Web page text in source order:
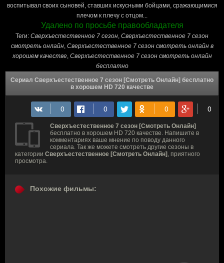
воспитывал своих сыновей, ставших искусными бойцами, сражающимися
плечом к плечу с отцом...
Удалено по просьбе правообладателя
Теги: Сверхъестественное 7 сезон, Сверхъестественное 7 сезон
смотреть онлайн, Сверхъестественное 7 сезон смотреть онлайн в
хорошем качестве, Сверхъестественное 7 сезон смотреть онлайн
бесплатно
Сериал Сверхъестественное 7 сезон [Смотреть Онлайн] бесплатно
в хорошем HD 720 качестве
Сверхъестественное 7 сезон [Смотреть Онлайн]
бесплатно в хорошем HD 720 качестве. Напишите в
комментариях ваше мнение по поводу данного
сериала. Так же можете смотреть другие сезоны в
категории Сверхъестественное [Смотреть Онлайн] , приятного
просмотра.
Похожие фильмы: